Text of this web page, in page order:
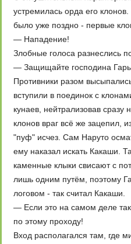
устремилась орда его
было уже поздно - первые
— Нападение!
Злобные голоса разнеслись
— Защищайте господина
Противники разом
вступили в поединок с
кунаев, нейтрализовав сразу
клонов враг всё же зацепил,
"пуф" исчез. Сам Наруто
ему наказал искать Какаши.
каменные клыки свисают с
лишь одним путём, поэтому
логовом - так считал Какаши.
— Если это на самом деле
по этому проходу!
Вход располагался там, где